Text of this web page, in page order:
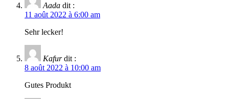
Aada dit :
11 août 2022 à 6:00 am
Sehr lecker!
Kafur dit :
8 août 2022 à 10:00 am
Gutes Produkt